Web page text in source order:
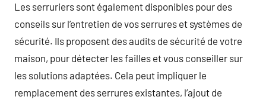
Les serruriers sont également disponibles pour des
conseils sur l’entretien de vos serrures et systèmes de
sécurité. Ils proposent des audits de sécurité de votre
maison, pour détecter les failles et vous conseiller sur
les solutions adaptées. Cela peut impliquer le
remplacement des serrures existantes, l’ajout de